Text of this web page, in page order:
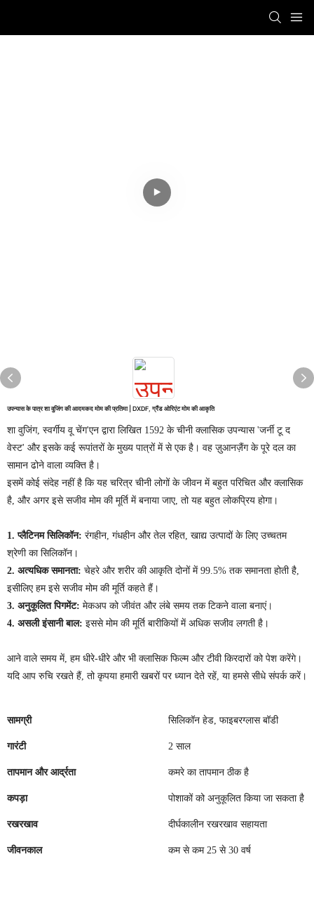
उपन्यास के पात्र शा वुजिंग की आदमकद मोम की प्रतिमा | DXDF, ग्रैंड ओरिएंट मोम की आकृति
शा वुजिंग, स्वर्गीय वू चेंग'एन द्वारा लिखित 1592 के चीनी क्लासिक उपन्यास 'जर्नी टू द
वेस्ट' और इसके कई रूपांतरों के मुख्य पात्रों में से एक है। वह ज़ुआनज़ैंग के पूरे दल का
सामान ढोने वाला व्यक्ति है।
इसमें कोई संदेह नहीं है कि यह चरित्र चीनी लोगों के जीवन में बहुत परिचित और क्लासिक
है, और अगर इसे सजीव मोम की मूर्ति में बनाया जाए, तो यह बहुत लोकप्रिय होगा।
1. प्लैटिनम सिलिकॉन: रंगहीन, गंधहीन और तेल रहित, खाद्य उत्पादों के लिए उच्चतम
श्रेणी का सिलिकॉन।
2. अत्यधिक समानता: चेहरे और शरीर की आकृति दोनों में 99.5% तक समानता होती है,
इसीलिए हम इसे सजीव मोम की मूर्ति कहते हैं।
3. अनुकूलित पिगमेंट: मेकअप को जीवंत और लंबे समय तक टिकने वाला बनाएं।
4. असली इंसानी बाल: इससे मोम की मूर्ति बारीकियों में अधिक सजीव लगती है।
आने वाले समय में, हम धीरे-धीरे और भी क्लासिक फिल्म और टीवी किरदारों को पेश करेंगे।
यदि आप रुचि रखते हैं, तो कृपया हमारी खबरों पर ध्यान देते रहें, या हमसे सीधे संपर्क करें।
सामग्री सिलिकॉन हेड, फाइबरग्लास बॉडी
गारंटी 2 साल
तापमान और आर्द्रता कमरे का तापमान ठीक है
कपड़ा पोशाकों को अनुकूलित किया जा सकता है
रखरखाव दीर्घकालीन रखरखाव सहायता
जीवनकाल कम से कम 25 से 30 वर्ष